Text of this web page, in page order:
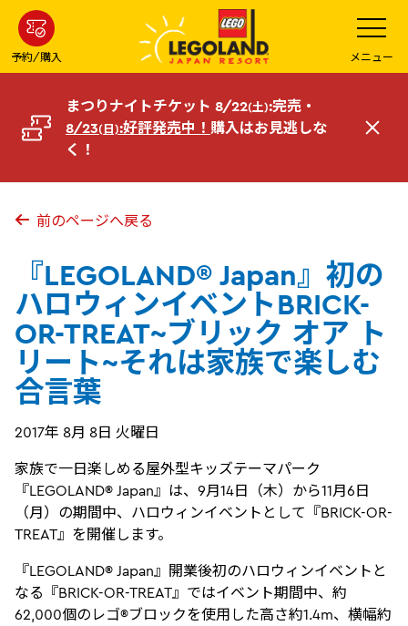
ン
コ
へ
予約/購入
メ
ニ
ュ
ー
を
開
メニュー
まつりナイトチケット 8/22(土):完売・
8/23(日):好評発売中！ 購入はお見逃しな
く！
閉
前のページへ戻る
『LEGOLAND® Japan』初の
ハロウィンイベントBRICK-
OR-TREAT~ブリック オア ト
リート~それは家族で楽しむ
合言葉
2017年 8月 8日 火曜日
家族で一日楽しめる屋外型キッズテーマパーク
『LEGOLAND® Japan』は、9月14日（木）から11月6日
（月）の期間中、ハロウィンイベントとして『BRICK-OR-
TREAT』を開催します。
『LEGOLAND® Japan』開業後初のハロウィンイベントと
なる『BRICK-OR-TREAT』ではイベント期間中、約
62,000個のレゴ®ブロックを使用した高さ約1.4m、横幅約